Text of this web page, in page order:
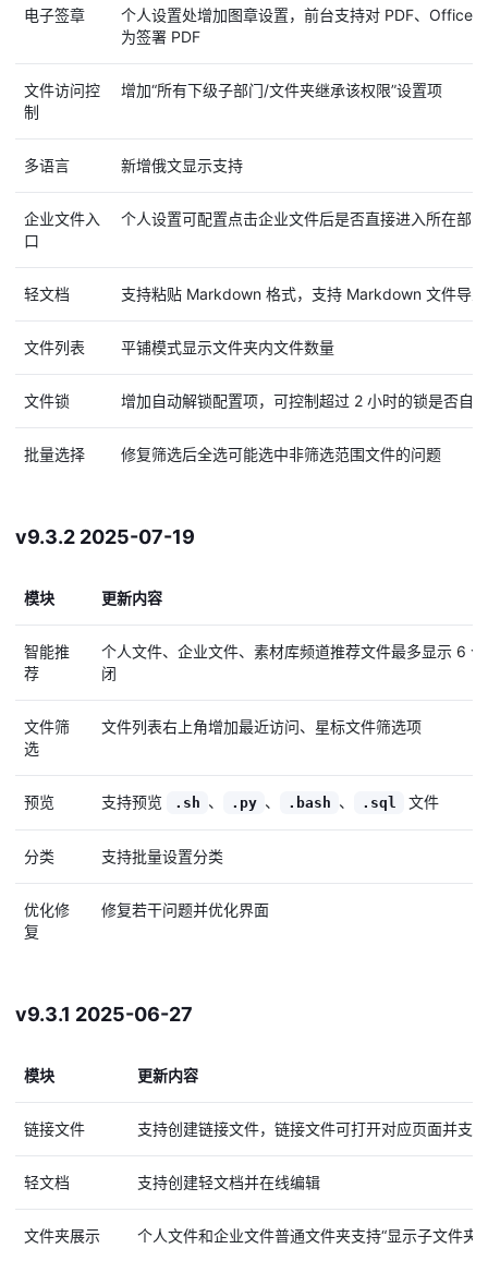
电子签章
个人设置处增加图章设置，前台支持对 PDF、Office
为签署 PDF
文件访问控
制
增加“所有下级子部门/文件夹继承该权限”设置项
多语言 新增俄文显示支持
企业文件入
口
个人设置可配置点击企业文件后是否直接进入所在部门
轻文档 支持粘贴 Markdown 格式，支持 Markdown 文件导入
文件列表 平铺模式显示文件夹内文件数量
文件锁 增加自动解锁配置项，可控制超过 2 小时的锁是否自
批量选择 修复筛选后全选可能选中非筛选范围文件的问题
v9.3.2 2025-07-19
模块 更新内容
智能推
荐
个人文件、企业文件、素材库频道推荐文件最多显示 6
闭
文件筛
选
文件列表右上角增加最近访问、星标文件筛选项
预览 支持预览 .sh 、 .py 、 .bash 、 .sql 文件
分类 支持批量设置分类
优化修
复
修复若干问题并优化界面
v9.3.1 2025-06-27
模块 更新内容
链接文件 支持创建链接文件，链接文件可打开对应页面并支
轻文档 支持创建轻文档并在线编辑
文件夹展示 个人文件和企业文件普通文件夹支持“显示子文件夹